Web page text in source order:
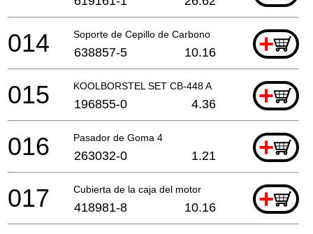
Soporte de Cepillo de Carbono +
014 638857-5 10.16
KOOLBORSTEL SET CB-448 A +
015 196855-0 4.36
Pasador de Goma 4 +
016 263032-0 1.21
Cubierta de la caja del motor +
017 418981-8 10.16